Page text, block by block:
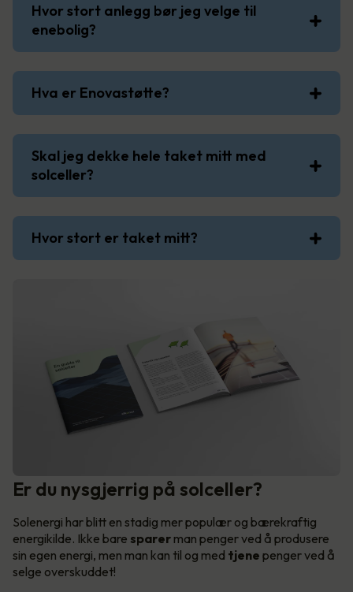
Hvor stort anlegg bør jeg velge til
enebolig?
Hva er Enovastøtte?
Skal jeg dekke hele taket mitt med
solceller?
Hvor stort er taket mitt?
Er du nysgjerrig på solceller?
Solenergi har blitt en stadig mer populær og bærekraftig
energikilde. Ikke bare sparer man penger ved å produsere
sin egen energi, men man kan til og med tjene penger ved å
selge overskuddet!